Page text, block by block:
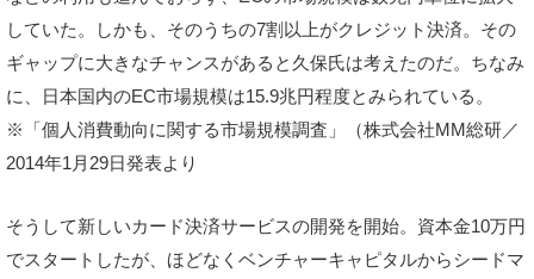
していた。しかも、そのうちの7割以上がクレジット決済。その
ギャップに大きなチャンスがあると久保氏は考えたのだ。ちなみ
に、日本国内のEC市場規模は15.9兆円程度とみられている。
※「個人消費動向に関する市場規模調査」（株式会社MM総研／
2014年1月29日発表より
そうして新しいカード決済サービスの開発を開始。資本金10万円
でスタートしたが、ほどなくベンチャーキャピタルからシードマ